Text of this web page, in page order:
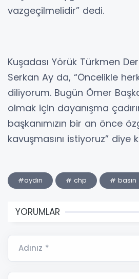
vazgeçilmelidir” dedi.
Kuşadası Yörük Türkmen
Serkan Ay da, “Öncelikle
diliyorum. Bugün Ömer
olmak için dayanışma
başkanımızın bir an önce
kavuşmasını istiyoruz” diye
#aydın # chp # basın
YORUMLAR
Adınız *